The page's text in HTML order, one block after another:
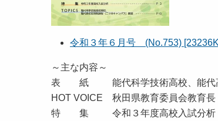
令和３年６月号 (No.753)
～主な内容～
表 紙 能代科学技術高校、能代高
HOT VOICE 秋田県教育委員会教育
特 集 令和３年度高校入試分析